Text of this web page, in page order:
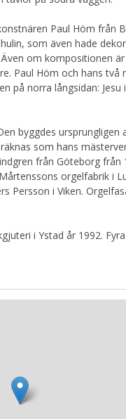
Paul Höm från
som även hade
om kompositionen
Paul Höm och hans två
norra långsidan: Jesu
byggdes ursprungligen
som hans
från Göteborg
orgelfabrik i
Persson i Viken.
i Ystad år 1992.